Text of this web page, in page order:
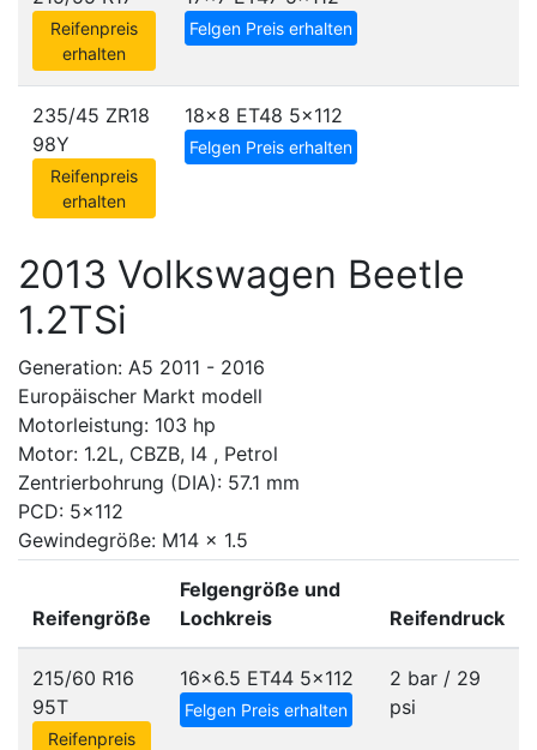
Reifenpreis
erhalten
Felgen Preis erhalten
235/45 ZR18
98Y
Reifenpreis
erhalten
18x8 ET48 5x112
Felgen Preis erhalten
2013 Volkswagen Beetle
1.2TSi
Generation: A5 2011 - 2016
Europäischer Markt modell
Motorleistung: 103 hp
Motor: 1.2L, CBZB, I4 , Petrol
Zentrierbohrung (DIA): 57.1 mm
PCD: 5x112
Gewindegröße: M14 x 1.5
Reifengröße
Felgengröße und
Lochkreis
Reifendruck
215/60 R16
95T
Reifenpreis
16x6.5 ET44 5x112
Felgen Preis erhalten
2 bar / 29
psi